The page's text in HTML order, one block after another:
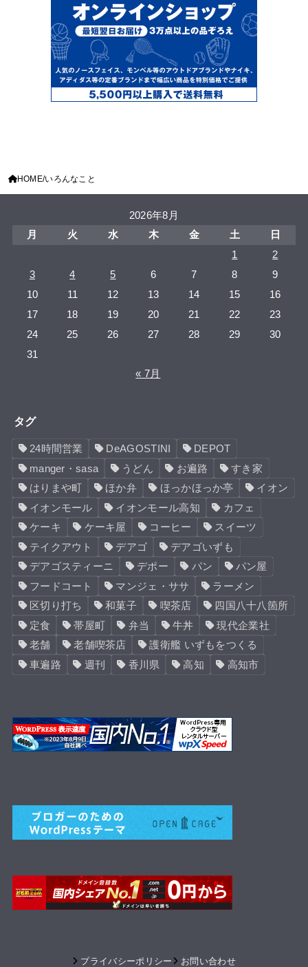
HOME いろんなこと
2026年8月
月
火 水 木 金 土
日
1
2
3
4 5 6 7 8
9
10
11 12 13 14 15
16
17
18 19 20 21 22
23
24
25 26 27 28 29
30
31
« 7月
タグ
24時間営業 DeAGOSTINI
DEPOT
manger・sasa
うどん お遍路
すき家
はりまや町
ほか弁 ほっかほっか亭
イオン
イオンモール
イオンモール高知
カフェ
ケーキ
ケーキ屋 コーヒー
スイーツ
テイクアウト
デアゴ
デアゴいずも
デアゴスティーニ
デポー パン
パン屋
フードコート
マンジェ・ササ
ラーメン
区切り打ち
和菓子 喫茶店
四国八十八箇所
定食
帯屋町 弁当 牛丼
現代企業社
老舗
老舗喫茶店
護衛艦 いずもをつくる
車遍路
週刊 香川県 高知 高知市
プライバシーポリシー お問い合わせ